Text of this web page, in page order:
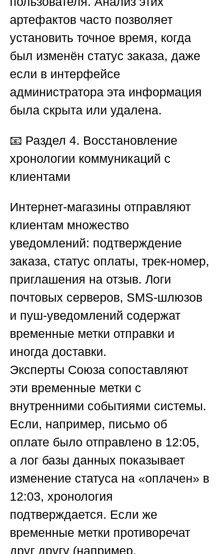
артефактов часто позволяет
установить точное время, когда
был изменён статус заказа, даже
если в интерфейсе
администратора эта информация
была скрыта или удалена.
📧 Раздел 4. Восстановление
хронологии коммуникаций с
клиентами
Интернет-магазины отправляют
клиентам множество
уведомлений: подтверждение
заказа, статус оплаты, трек-номер,
приглашения на отзыв. Логи
почтовых серверов, SMS-шлюзов
и пуш-уведомлений содержат
временные метки отправки и
иногда доставки.
Эксперты Союза сопоставляют
эти временные метки с
внутренними событиями системы.
Если, например, письмо об
оплате было отправлено в 12:05,
а лог базы данных показывает
изменение статуса на «оплачен» в
12:03, хронология
подтверждается. Если же
временные метки противоречат
друг другу (например,